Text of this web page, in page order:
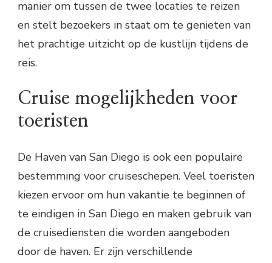
manier om tussen de twee locaties te reizen
en stelt bezoekers in staat om te genieten van
het prachtige uitzicht op de kustlijn tijdens de
reis.
Cruise mogelijkheden voor
toeristen
De Haven van San Diego is ook een populaire
bestemming voor cruiseschepen. Veel toeristen
kiezen ervoor om hun vakantie te beginnen of
te eindigen in San Diego en maken gebruik van
de cruisediensten die worden aangeboden
door de haven. Er zijn verschillende